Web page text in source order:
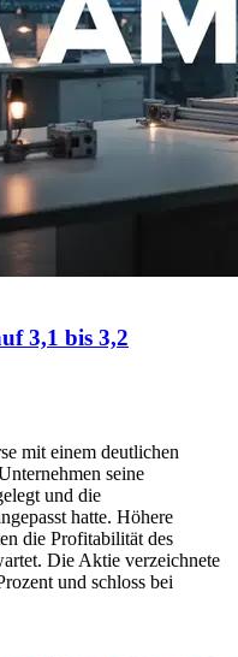
3,1 bis 3,2
mit einem deutlichen
seine
und die
hatte. Höhere
die Profitabilität des
Die Aktie verzeichnete
und schloss bei